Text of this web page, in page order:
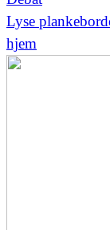
Lyse
hjem